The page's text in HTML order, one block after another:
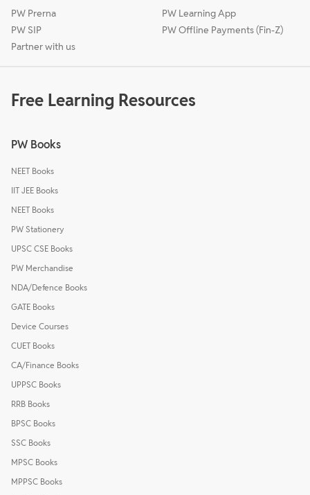
PW Prerna
PW SIP
Partner with us
PW Learning App
PW Offline Payments (Fin-Z)
Free Learning Resources
PW Books
NEET Books
IIT JEE Books
NEET Books
PW Stationery
UPSC CSE Books
PW Merchandise
NDA/Defence Books
GATE Books
Device Courses
CUET Books
CA/Finance Books
UPPSC Books
RRB Books
BPSC Books
SSC Books
MPSC Books
MPPSC Books